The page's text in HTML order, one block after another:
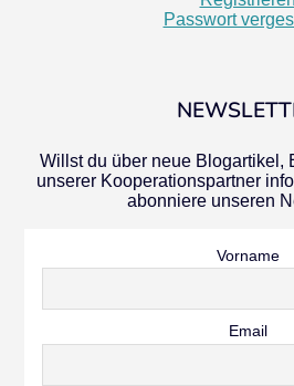
Passwort
Willst du über neue Blogartikel,
unserer Kooperationspartner
abonniere unseren
Vorname
Email